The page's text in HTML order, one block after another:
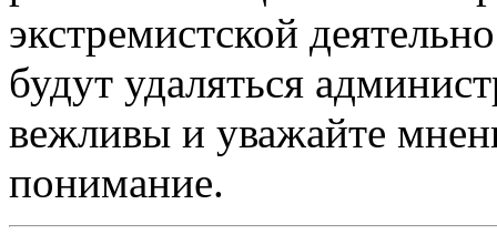
экстремистской
будут удаляться
вежливы и уважайте
понимание.